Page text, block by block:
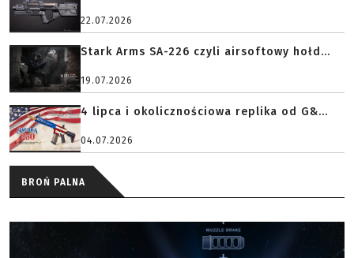
22.07.2026
Stark Arms SA-226 czyli airsoftowy hołd...
19.07.2026
4 lipca i okolicznościowa replika od G&...
04.07.2026
BROŃ PALNA